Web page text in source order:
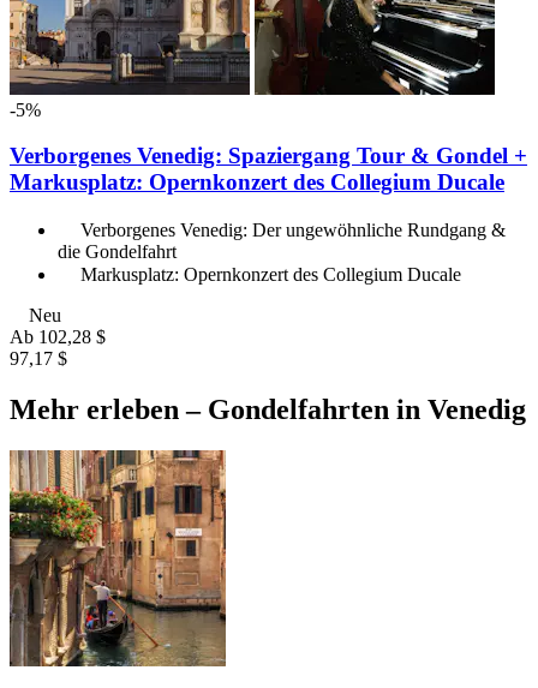
-5%
Verborgenes Venedig: Spaziergang Tour & Gondel +
Markusplatz: Opernkonzert des Collegium Ducale
Verborgenes Venedig: Der ungewöhnliche Rundgang &
die Gondelfahrt
Markusplatz: Opernkonzert des Collegium Ducale
Neu
Ab 102,28 $
97,17 $
Mehr erleben – Gondelfahrten in Venedig